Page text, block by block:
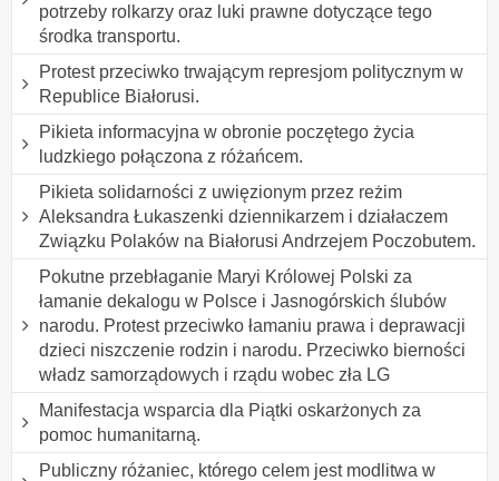
potrzeby rolkarzy oraz luki prawne dotyczące tego
środka transportu.
Protest przeciwko trwającym represjom politycznym w
Republice Białorusi.
Pikieta informacyjna w obronie poczętego życia
ludzkiego połączona z różańcem.
Pikieta solidarności z uwięzionym przez reżim
Aleksandra Łukaszenki dziennikarzem i działaczem
Związku Polaków na Białorusi Andrzejem Poczobutem.
Pokutne przebłaganie Maryi Królowej Polski za
łamanie dekalogu w Polsce i Jasnogórskich ślubów
narodu. Protest przeciwko łamaniu prawa i deprawacji
dzieci niszczenie rodzin i narodu. Przeciwko bierności
władz samorządowych i rządu wobec zła LG
Manifestacja wsparcia dla Piątki oskarżonych za
pomoc humanitarną.
Publiczny różaniec, którego celem jest modlitwa w